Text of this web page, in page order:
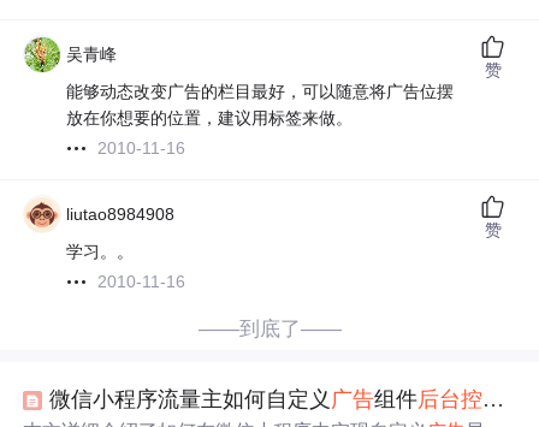
吴青峰
能够动态改变广告的栏目最好，可以随意将广告位摆
放在你想要的位置，建议用标签来做。
2010-11-16
赞
liutao8984908
学习。。
2010-11-16
赞
——到底了——
微信小程序流量主如何自定义 广告组件后台控制